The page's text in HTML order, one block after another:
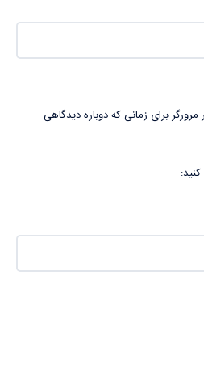
برای زمانی که دوباره دیدگاهی